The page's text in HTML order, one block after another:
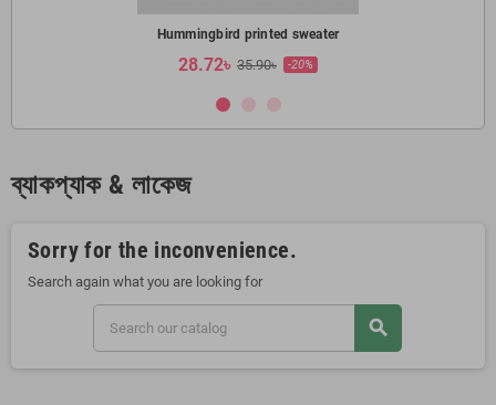
Hummingbird printed sweater
28.72৳ 35.90৳ -20%
ব্যাকপ্যাক & লাকেজ
Sorry for the inconvenience.
Search again what you are looking for
search